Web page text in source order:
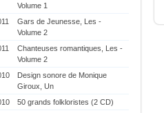
Volume 1
Gars de Jeunesse, Les -
Volume 2
Chanteuses romantiques, Les -
Volume 2
Design sonore de Monique
Giroux, Un
50 grands folkloristes (2 CD)